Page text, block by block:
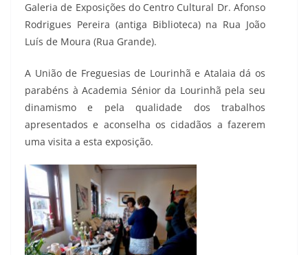
Galeria de Exposições do Centro Cultural Dr. Afonso
Rodrigues Pereira (antiga Biblioteca) na Rua João
Luís de Moura (Rua Grande).
A União de Freguesias de Lourinhã e Atalaia dá os
parabéns à Academia Sénior da Lourinhã pela seu
dinamismo e pela qualidade dos trabalhos
apresentados e aconselha os cidadãos a fazerem
uma visita a esta exposição.